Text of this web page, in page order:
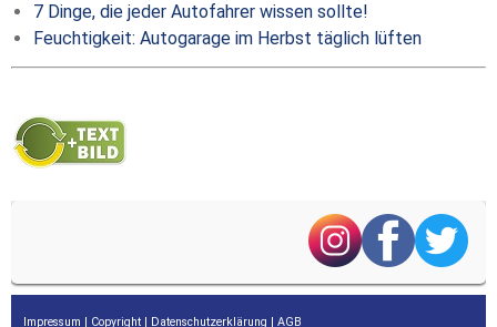
7 Dinge, die jeder Autofahrer wissen sollte!
Feuchtigkeit: Autogarage im Herbst täglich lüften
Impressum | Copyright | Datenschutzerklärung | AGB